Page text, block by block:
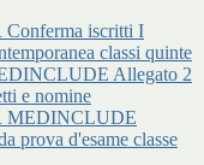
iscritti I
classi quinte
Allegato 2
e nomine
MEDINCLUDE
prova d'esame classe